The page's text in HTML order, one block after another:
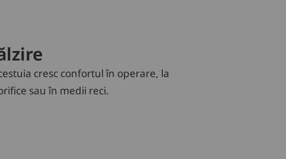
cresc confortul în operare, la
sau în medii reci.